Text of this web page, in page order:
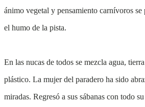
ánimo vegetal y pensamiento carnívoros se
el humo de la pista.
En las nucas de todos se mezcla agua,
plástico. La mujer del paradero ha sido
miradas. Regresó a sus sábanas con todo